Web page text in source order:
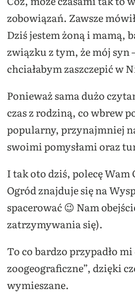
zobowiązań. Zawsze
Dziś jestem żoną i mamą,
związku z tym, że mój syn
chciałabym zaszczepić w
Ponieważ sama dużo
czas z rodziną, co wbrew
popularny, przynajmniej
swoimi pomysłami oraz
I tak oto dziś, polecę
Ogród znajduje się na
spacerować 😉 Nam
zatrzymywania się).
To co bardzo przypadło
zoogeograficzne”, dzięki
wymieszane.